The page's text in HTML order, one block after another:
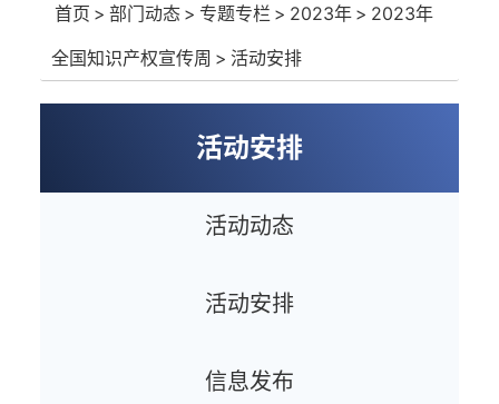
首页 > 部门动态 > 专题专栏 > 2023年 > 2023年
全国知识产权宣传周 > 活动安排
活动安排
活动动态
活动安排
信息发布